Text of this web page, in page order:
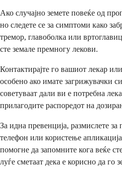
Ако случајно земете повеќе од
но следете се за симптоми како
тремор, главоболка или
сте земале премногу лекови.
Контактирајте го вашиот лекар
особено ако имате загрижувачки
советуваат дали ви е потребна
прилагодите распоредот на
За идна превенција, размислете
телефон или користење
помогне да запомните кога веќе
луѓе сметаат дека е корисно да го